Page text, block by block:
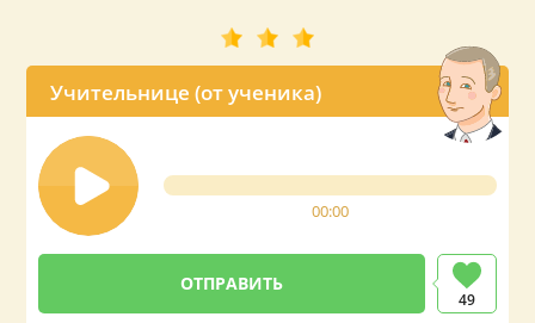
Учительнице (от ученика)
00:00
49